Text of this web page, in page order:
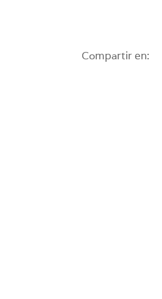
Compartir en: